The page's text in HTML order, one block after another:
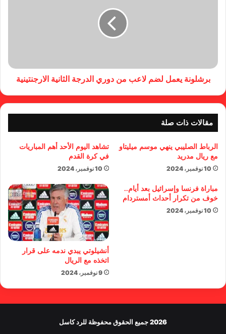
برشلونة يعمل لضم لاعب من دوري الدرجة الثانية الارجنتينية
مقالات ذات صلة
الرباط الصليبي ينهي موسم ميليتاو
مع ريال مدريد
10 نوفمبر، 2024
تشاهد اليوم الأحد أهم المباريات
في كرة القدم
10 نوفمبر، 2024
مباراة فرنسا وإسرائيل بعد أيام..
خوف من تكرار أحداث أمستردام
10 نوفمبر، 2024
أنشيلوتي يبدي ندمه على قرار
اتخذه مع الريال
9 نوفمبر، 2024
2026 جميع الحقوق محفوظة للرد كاسل